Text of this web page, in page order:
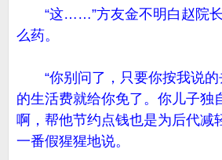
“这……”方友金不明白赵院长
么药。
“你别问了，只要你按我说的
的生活费就给你免了。你儿子独
啊，帮他节约点钱也是为后代减
一番假猩猩地说。